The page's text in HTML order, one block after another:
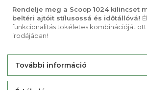
Rendelje meg a Scoop 1024 kilincset
beltéri ajtóit stílusossá és időtállóvá!
funkcionalitás tökéletes kombinációját
irodájában!
További információ